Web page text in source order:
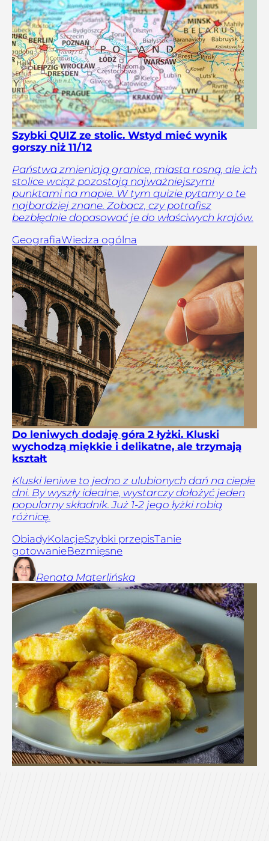
Szybki QUIZ ze stolic. Wstyd mieć wynik
gorszy niż 11/12
Państwa zmieniają granice, miasta rosną, ale ich
stolice wciąż pozostają najważniejszymi
punktami na mapie. W tym quizie pytamy o te
najbardziej znane. Zobacz, czy potrafisz
bezbłędnie dopasować je do właściwych krajów.
GeografiaWiedza ogólna
Do leniwych dodaję góra 2 łyżki. Kluski
wychodzą miękkie i delikatne, ale trzymają
kształt
Kluski leniwe to jedno z ulubionych dań na ciepłe
dni. By wyszły idealne, wystarczy dołożyć jeden
popularny składnik. Już 1-2 jego łyżki robią
różnicę.
ObiadyKolacjeSzybki przepisTanie
gotowanieBezmięsne
Renata Materlińska